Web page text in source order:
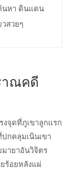
นหา ดินแดน
สวยๆ
าณคดี
งจุดที่ภูเขาลูกแรก
กคลุมเนินเขา
มายาอันวิจิตร
ร้อยหลังแผ่